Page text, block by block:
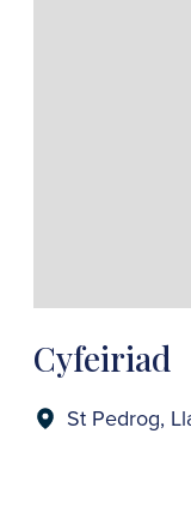
Cyfeiriad
St Pedrog,